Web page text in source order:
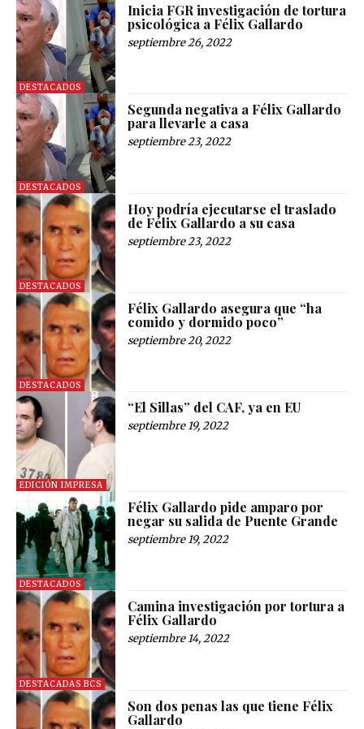
DESTACADOS
Inicia FGR investigación de tortura
psicológica a Félix Gallardo
septiembre 26, 2022
DESTACADOS
Segunda negativa a Félix Gallardo
para llevarle a casa
septiembre 23, 2022
DESTACADOS
Hoy podría ejecutarse el traslado
de Félix Gallardo a su casa
septiembre 23, 2022
DESTACADOS
Félix Gallardo asegura que “ha
comido y dormido poco”
septiembre 20, 2022
EDICIÓN IMPRESA
“El Sillas” del CAF, ya en EU
septiembre 19, 2022
DESTACADOS
Félix Gallardo pide amparo por
negar su salida de Puente Grande
septiembre 19, 2022
DESTACADAS BCS
Camina investigación por tortura a
Félix Gallardo
septiembre 14, 2022
Son dos penas las que tiene Félix
Gallardo